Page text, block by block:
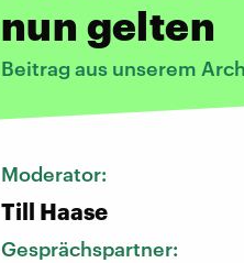
nun gelten
Beitrag aus unserem
Moderator:
Till Haase
Gesprächspartner: